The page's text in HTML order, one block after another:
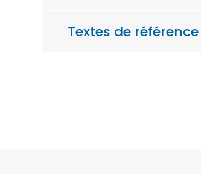
Textes de référence